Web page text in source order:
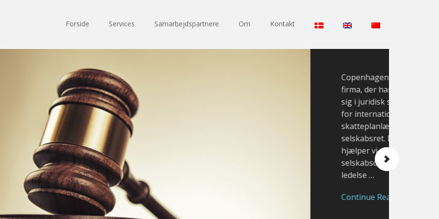
Forside Services Samarbejdspartnere Om Kontakt
Copenhagen Legal ltd er et
firma, der har specialiseret
sig i juridisk service inden